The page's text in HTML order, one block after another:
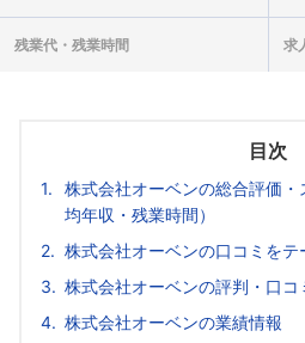
残業代・ 残業時間 求
目次
株式会社オーベンの総合評価
均年収・残業時間）
株式会社オーベンの口コミをテ
株式会社オーベンの評判・口コ
株式会社オーベンの業績情報